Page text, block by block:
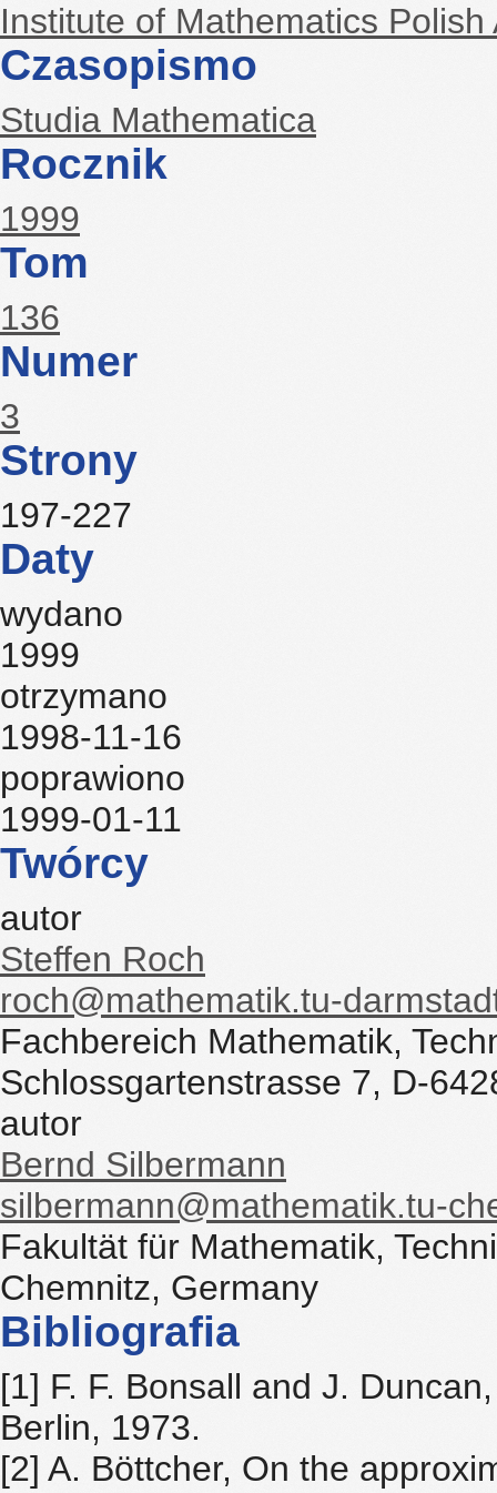
Institute of Mathematics
Czasopismo
Studia Mathematica
Rocznik
1999
Tom
136
Numer
3
Strony
197-227
Daty
wydano
1999
otrzymano
1998-11-16
poprawiono
1999-01-11
Twórcy
autor
Steffen Roch
roch@mathematik.tu-
Fachbereich Mathematik,
Schlossgartenstrasse 7, D-
autor
Bernd Silbermann
silbermann@mathematik.tu-
Fakultät für Mathematik,
Chemnitz, Germany
Bibliografia
[1] F. F. Bonsall and J.
Berlin, 1973.
[2] A. Böttcher, On the